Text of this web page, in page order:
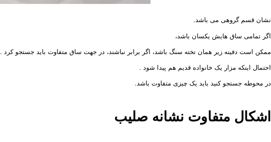
نشان قسم گروهی می باشد.
اگر تمامی ساق هایش یکسان باشد،
ممکن است دفینه زیر همان تخته سنگ باشد، اگر برابر نباشند، در جهت ساق متفاوت باید جستجو کرد .
احتمال اینکه مزار یک خانواده قدیم هم پیدا شود .
در محوطه جستجو کنید باید یک چیزی متفاوت باشد.
اشکال متفاوت نشانه صلیب